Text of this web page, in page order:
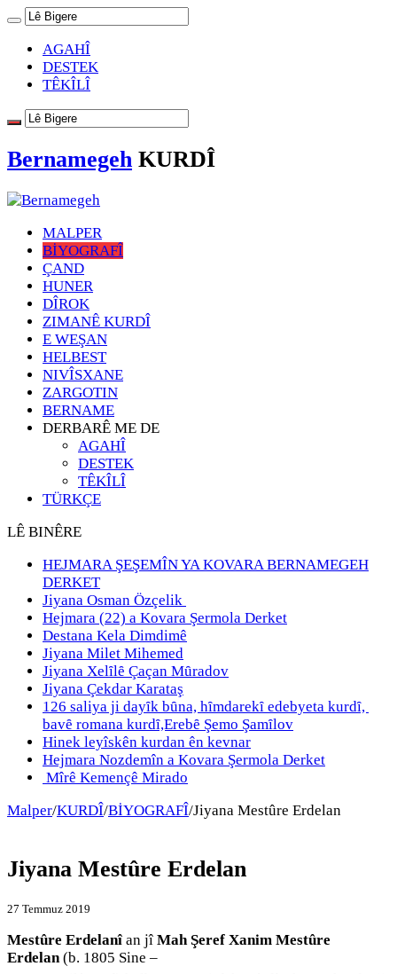
AGAHÎ
DESTEK
TÊKÎLÎ
Bernamegeh KURDÎ
MALPER
BİYOGRAFÎ
ÇAND
HUNER
DÎROK
ZIMANÊ KURDÎ
E WEŞAN
HELBEST
NIVÎSXANE
ZARGOTIN
BERNAME
DERBARÊ ME DE
AGAHÎ
DESTEK
TÊKÎLÎ
TÜRKÇE
LÊ BINÊRE
HEJMARA ŞEŞEMÎN YA KOVARA BERNAMEGEH
DERKET
Jiyana Osman Özçelik
Hejmara (22) a Kovara Şermola Derket
Destana Kela Dimdimê
Jiyana Milet Mihemed
Jiyana Xelȋlȇ Çaçan Mȗradov
Jiyana Çekdar Karataş
126 saliya ji dayȋk bȗna, hȋmdarekȋ edebyeta kurdȋ,
bavȇ romana kurdȋ,Erebȇ Şemo Şamȋlov
Hinek leyîskên kurdan ên kevnar
Hejmara Nozdemîn a Kovara Şermola Derket
Mîrê Kemençê Mirado
Malper/KURDÎ/BİYOGRAFÎ/Jiyana Mestûre Erdelan
Jiyana Mestûre Erdelan
27 Temmuz 2019
Mestûre Erdelanî an jî Mah Şeref Xanim Mestûre
Erdelan (b. 1805 Sine –